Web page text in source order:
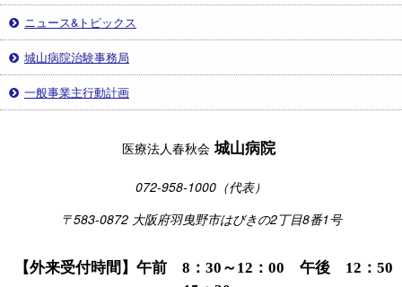
ニュース&トピックス
城山病院治験事務局
一般事業主行動計画
医療法人春秋会 城山病院
072-958-1000（代表）
〒583-0872 大阪府羽曳野市はびきの2丁目8番1号
【外来受付時間】午前 8：30～12：00 午後 12：50